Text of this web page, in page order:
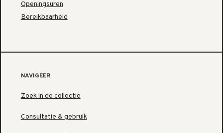
Openingsuren
Bereikbaarheid
NAVIGEER
Zoek in de collectie
Consultatie & gebruik